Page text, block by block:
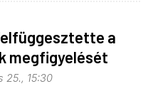
a
megfigyelését
25., 15:30